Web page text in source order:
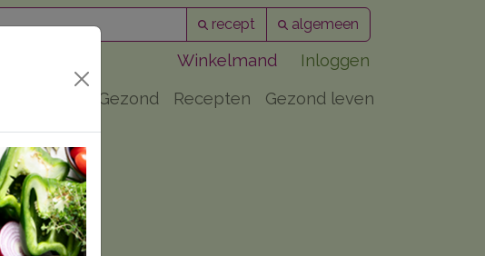
recept algemeen
Winkelmand
Inloggen
Wat is PuurGezond Recepten Gezond leven